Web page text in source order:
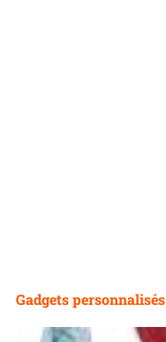
Gadgets personnalisés